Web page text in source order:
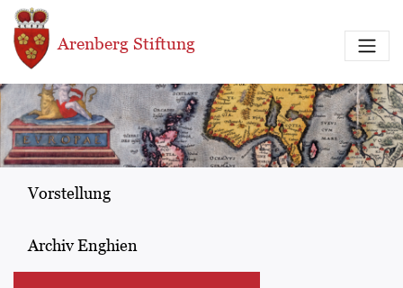
Direkt zum Inhalt
Arenberg Stiftung
Vorstellung
Archiv Enghien